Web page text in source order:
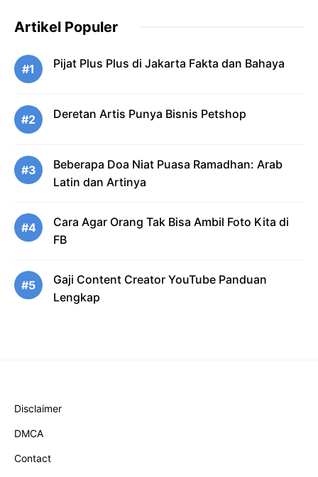
Artikel Populer
#1 Pijat Plus Plus di Jakarta Fakta dan Bahaya
#2 Deretan Artis Punya Bisnis Petshop
#3
Beberapa Doa Niat Puasa Ramadhan: Arab
Latin dan Artinya
#4
Cara Agar Orang Tak Bisa Ambil Foto Kita di
FB
#5
Gaji Content Creator YouTube Panduan
Lengkap
Disclaimer
DMCA
Contact